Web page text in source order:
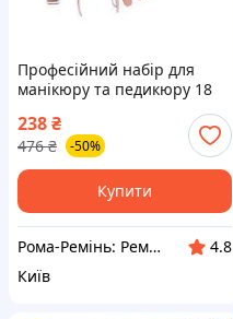
Професійний набір для
манікюру та педикюру 18
238₴
476 ₴ -50%
Купити
Рома-Ремінь: Ремені, гаманці та аксесуари
4.8
Київ